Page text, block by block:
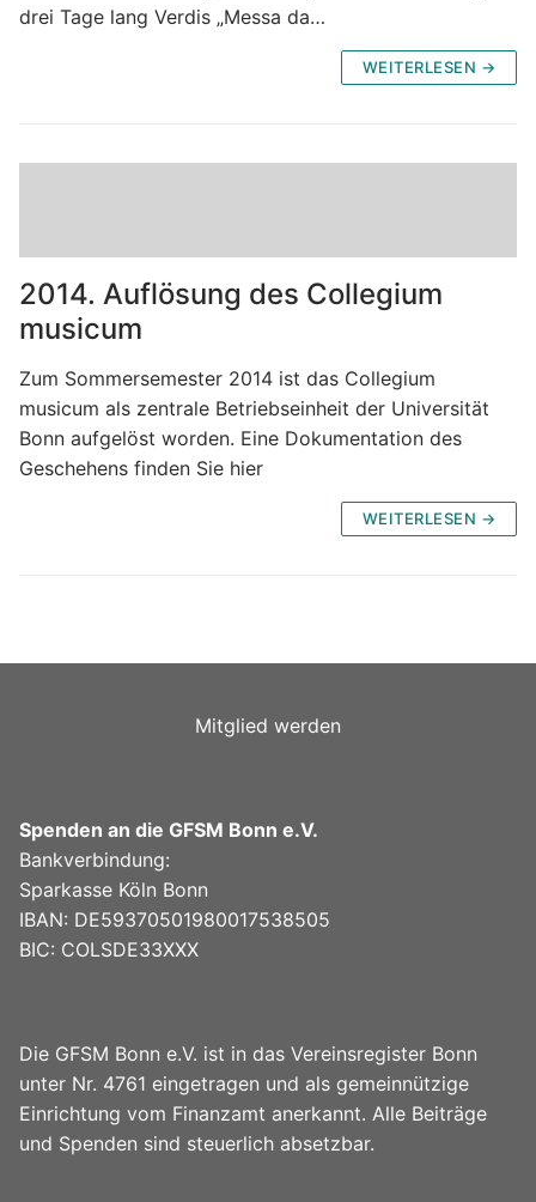
drei Tage lang Verdis „Messa da…
WEITERLESEN →
2014. Auflösung des Collegium
musicum
Zum Sommersemester 2014 ist das Collegium
musicum als zentrale Betriebseinheit der Universität
Bonn aufgelöst worden. Eine Dokumentation des
Geschehens finden Sie hier
WEITERLESEN →
Mitglied werden
Spenden an die GFSM Bonn e.V.
Bankverbindung:
Sparkasse Köln Bonn
IBAN: DE59370501980017538505
BIC: COLSDE33XXX
Die GFSM Bonn e.V. ist in das Vereinsregister Bonn
unter Nr. 4761 eingetragen und als gemeinnützige
Einrichtung vom Finanzamt anerkannt. Alle Beiträge
und Spenden sind steuerlich absetzbar.